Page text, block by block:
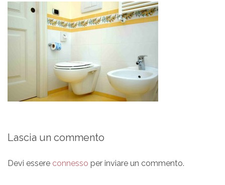
Lascia un commento
Devi essere connesso per inviare un commento.